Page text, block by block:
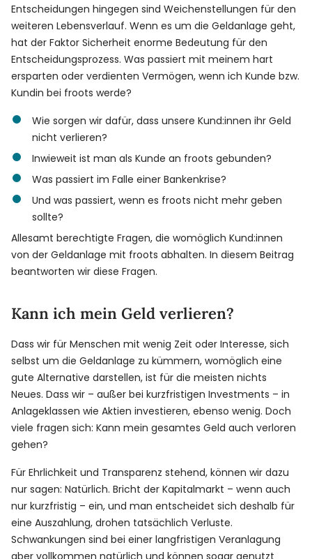
Entscheidungen hingegen sind Weichenstellungen für den
weiteren Lebensverlauf. Wenn es um die Geldanlage geht,
hat der Faktor Sicherheit enorme Bedeutung für den
Entscheidungsprozess. Was passiert mit meinem hart
ersparten oder verdienten Vermögen, wenn ich Kunde bzw.
Kundin bei froots werde?
Wie sorgen wir dafür, dass unsere Kund:innen ihr Geld
nicht verlieren?
Inwieweit ist man als Kunde an froots gebunden?
Was passiert im Falle einer Bankenkrise?
Und was passiert, wenn es froots nicht mehr geben
sollte?
Allesamt berechtigte Fragen, die womöglich Kund:innen
von der Geldanlage mit froots abhalten. In diesem Beitrag
beantworten wir diese Fragen.
Kann ich mein Geld verlieren?
Dass wir für Menschen mit wenig Zeit oder Interesse, sich
selbst um die Geldanlage zu kümmern, womöglich eine
gute Alternative darstellen, ist für die meisten nichts
Neues. Dass wir – außer bei kurzfristigen Investments – in
Anlageklassen wie Aktien investieren, ebenso wenig. Doch
viele fragen sich: Kann mein gesamtes Geld auch verloren
gehen?
Für Ehrlichkeit und Transparenz stehend, können wir dazu
nur sagen: Natürlich. Bricht der Kapitalmarkt – wenn auch
nur kurzfristig – ein, und man entscheidet sich deshalb für
eine Auszahlung, drohen tatsächlich Verluste.
Schwankungen sind bei einer langfristigen Veranlagung
aber vollkommen natürlich und können sogar genutzt